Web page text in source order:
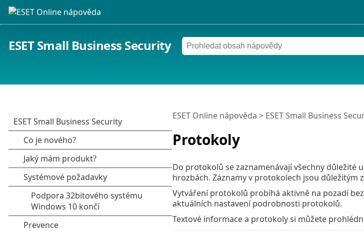
ESET Small Business Security
Protokoly
ESET Online nápověda > ESET Small Business
Do protokolů se zaznamenávají všechny
hrozbách. Záznamy v protokolech jsou důležitým
Vytváření protokolů probíhá aktivně na pozadí
aktuálních nastavení podrobnosti protokolů.
Textové informace a protokoly si můžete